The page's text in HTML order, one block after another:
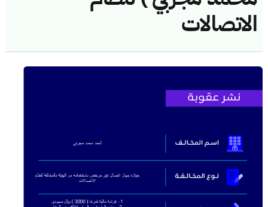
الاتصالات